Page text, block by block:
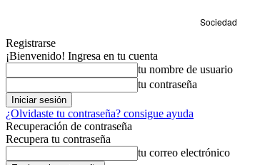
Sociedad
Registrarse
¡Bienvenido! Ingresa en tu cuenta
tu nombre de usuario
tu contraseña
¿Olvidaste tu contraseña? consigue ayuda
Recuperación de contraseña
Recupera tu contraseña
tu correo electrónico